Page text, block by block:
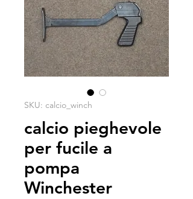
SKU: calcio_winch
calcio pieghevole
per fucile a
pompa
Winchester